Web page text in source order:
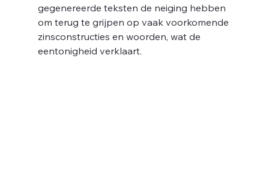
gegenereerde teksten de neiging hebben
om terug te grijpen op vaak voorkomende
zinsconstructies en woorden, wat de
eentonigheid verklaart.